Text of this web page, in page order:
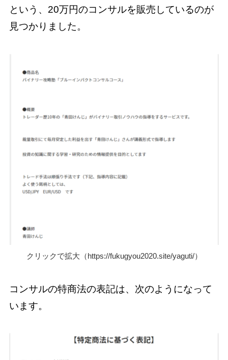
という、20万円のコンサルを販売しているのが
見つかりました。
クリックで拡大（https://fukugyou2020.site/yaguti/）
コンサルの特商法の表記は、次のようになって
います。